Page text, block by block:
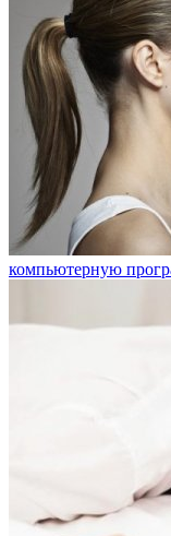
компьютерную